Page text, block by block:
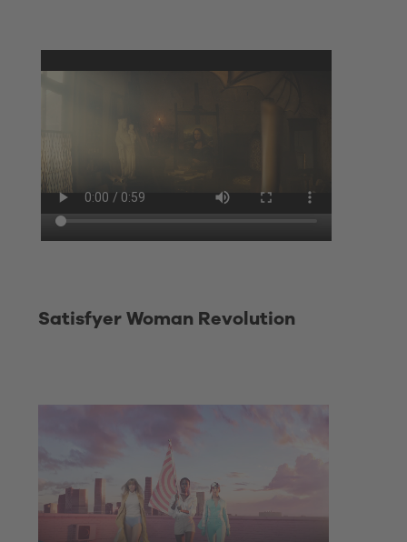
Satisfyer Woman Revolution